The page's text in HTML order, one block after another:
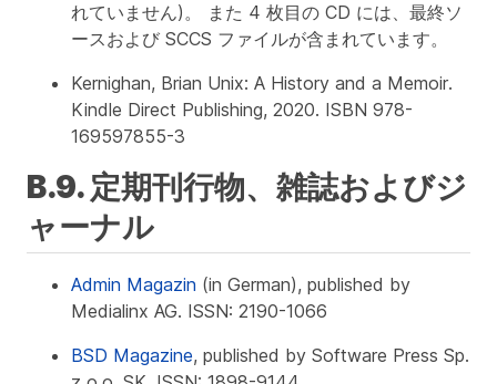
れていません)。 また 4 枚目の CD には、最終ソ
ースおよび SCCS ファイルが含まれています。
Kernighan, Brian Unix: A History and a Memoir.
Kindle Direct Publishing, 2020. ISBN 978-
169597855-3
B.9. 定期刊行物、雑誌およびジ
ャーナル
Admin Magazin (in German), published by
Medialinx AG. ISSN: 2190-1066
BSD Magazine, published by Software Press Sp.